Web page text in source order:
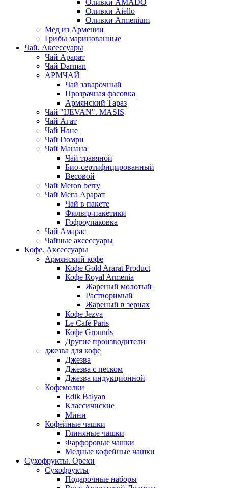
Оливки AMADO
Оливки Aiello
Оливки Armenium
Мед из Армении
Грибы маринованные
Чай. Аксессуары
Чай Арарат
Чай Darman
АРМЧАЙ
Чай заварочный
Прозрачная фасовка
Армянский Тараз
Чай "IJEVAN". MASIS
Чай Агат
Чай Нане
Чай Гюмри
Чай Манана
Чай травяной
Био-сертифицированный
Весовой
Чай Meron berry
Чай Мега Арарат
Чай в пакете
Фильтр-пакетики
Гофроупаковка
Чай Амарас
Чайные аксессуары
Кофе. Аксессуары
Армянский кофе
Кофе Gold Ararat Product
Кофе Royal Armenia
Жареный молотый
Растворимый
Жареный в зернах
Кофе Jezva
Le Café Paris
Кофе Grounds
Другие производители
джезва для кофе
Джезва
Джезва с песком
Джезва индукционной
Кофемолки
Edik Balyan
Классичиские
Мини
Кофейные чашки
Глиняные чашки
Фарфоровые чашки
Медные кофейные чашки
Сухофрукты. Орехи
Сухофрукты
Подарочные наборы